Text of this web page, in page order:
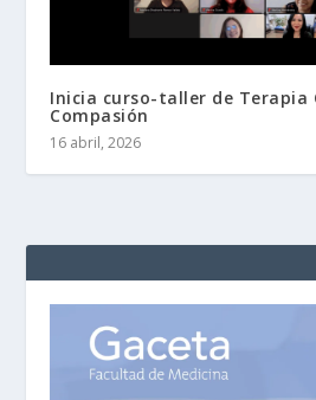
Inicia curso-taller de Terapia
Compasión
16 abril, 2026